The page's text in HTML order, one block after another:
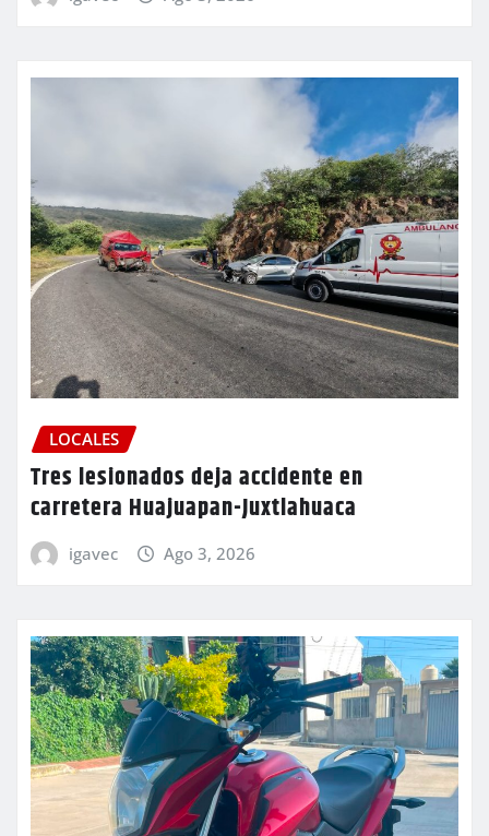
LOCALES
Tres lesionados deja accidente en
carretera Huajuapan-Juxtlahuaca
igavec Ago 3, 2026